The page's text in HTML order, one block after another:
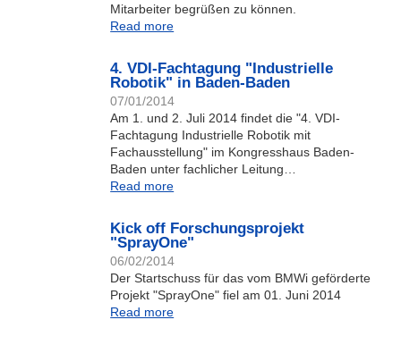
Mitarbeiter begrüßen zu können.
Read more
4. VDI-Fachtagung "Industrielle
Robotik" in Baden-Baden
07/01/2014
Am 1. und 2. Juli 2014 findet die "4. VDI-
Fachtagung Industrielle Robotik mit
Fachausstellung" im Kongresshaus Baden-
Baden unter fachlicher Leitung…
Read more
Kick off Forschungsprojekt
"SprayOne"
06/02/2014
Der Startschuss für das vom BMWi geförderte
Projekt "SprayOne" fiel am 01. Juni 2014
Read more